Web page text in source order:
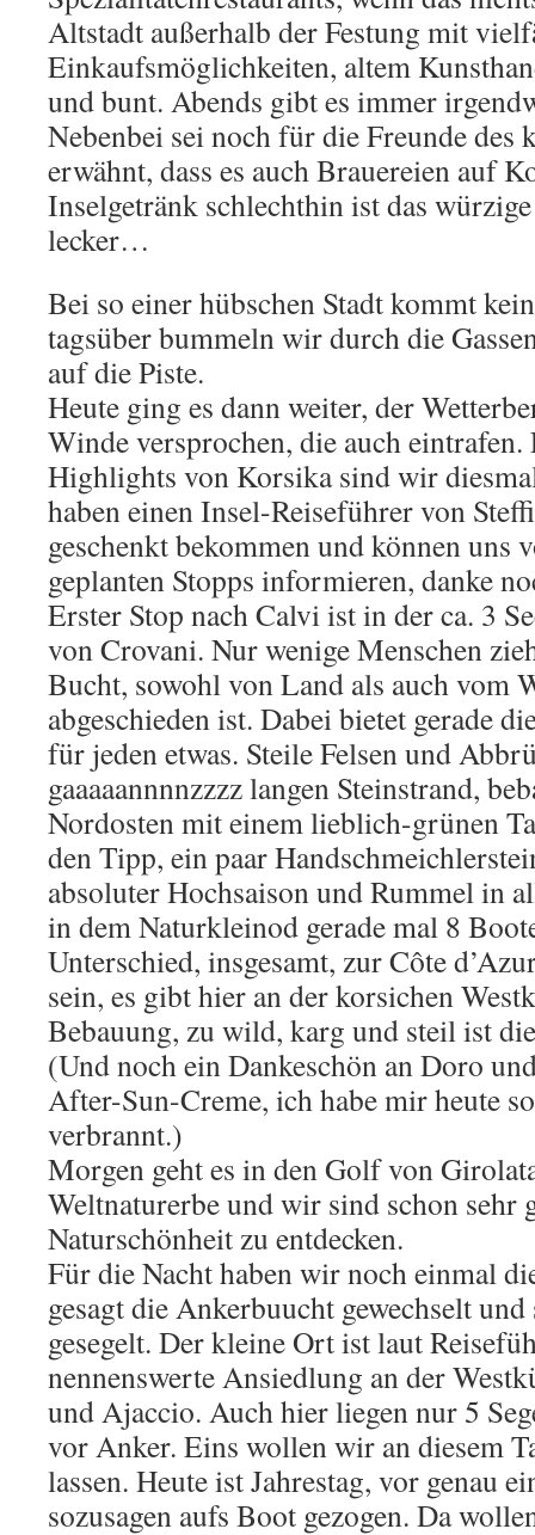
Altstadt außerhalb der Festung mit
Einkaufsmöglichkeiten, altem
und bunt. Abends gibt es immer
Nebenbei sei noch für die Freunde des
erwähnt, dass es auch Brauereien auf
Inselgetränk schlechthin ist das
lecker…
Bei so einer hübschen Stadt kommt
tagsüber bummeln wir durch die
auf die Piste.
Heute ging es dann weiter, der
Winde versprochen, die auch
Highlights von Korsika sind wir
haben einen Insel-Reiseführer von
geschenkt bekommen und können uns
geplanten Stopps informieren, danke
Erster Stop nach Calvi ist in der ca. 3
von Crovani. Nur wenige Menschen
Bucht, sowohl von Land als auch vom
abgeschieden ist. Dabei bietet gerade
für jeden etwas. Steile Felsen und
gaaaaannnnzzzz langen Steinstrand,
Nordosten mit einem lieblich-grünen
den Tipp, ein paar
absoluter Hochsaison und Rummel in
in dem Naturkleinod gerade mal 8
Unterschied, insgesamt, zur Côte
sein, es gibt hier an der korsichen
Bebauung, zu wild, karg und steil ist
(Und noch ein Dankeschön an Doro
After-Sun-Creme, ich habe mir heute
verbrannt.)
Morgen geht es in den Golf von
Weltnaturerbe und wir sind schon sehr
Naturschönheit zu entdecken.
Für die Nacht haben wir noch einmal
gesagt die Ankerbuucht gewechselt
gesegelt. Der kleine Ort ist laut
nennenswerte Ansiedlung an der
und Ajaccio. Auch hier liegen nur 5
vor Anker. Eins wollen wir an diesem
lassen. Heute ist Jahrestag, vor genau
sozusagen aufs Boot gezogen. Da